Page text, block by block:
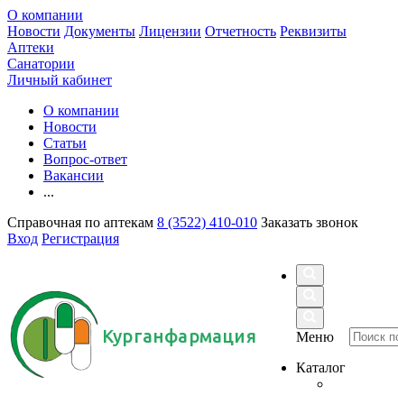
О компании
Новости Документы Лицензии Отчетность Реквизиты
Аптеки
Санатории
Личный кабинет
О компании
Новости
Статьи
Вопрос-ответ
Вакансии
...
Справочная по аптекам 8 (3522) 410-010 Заказать звонок
Вход Регистрация
Курганфармация
Меню
Каталог